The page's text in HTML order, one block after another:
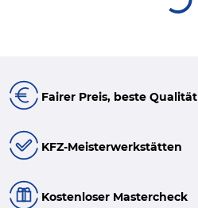
Fairer Preis, beste Qualität
KFZ-Meisterwerkstätten
Kostenloser Mastercheck